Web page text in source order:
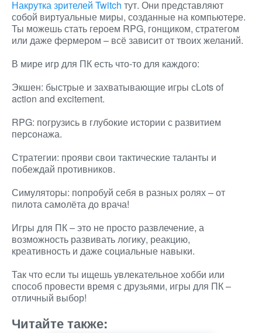
Накрутка зрителей Twitch тут. Они представляют
собой виртуальные миры, созданные на компьютере.
Ты можешь стать героем RPG, гонщиком, стратегом
или даже фермером – всё зависит от твоих желаний.
В мире игр для ПК есть что-то для каждого:
Экшен: быстрые и захватывающие игры сLots of
action and excitement.
RPG: погрузись в глубокие истории с развитием
персонажа.
Стратегии: прояви свои тактические таланты и
побеждай противников.
Симуляторы: попробуй себя в разных ролях – от
пилота самолёта до врача!
Игры для ПК – это не просто развлечение, а
возможность развивать логику, реакцию,
креативность и даже социальные навыки.
Так что если ты ищешь увлекательное хобби или
способ провести время с друзьями, игры для ПК –
отличный выбор!
Читайте также: